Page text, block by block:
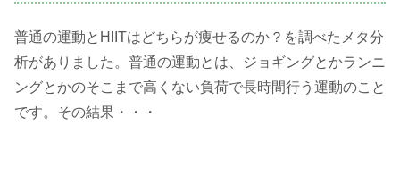
普通の運動とHIITはどちらが痩せるのか？を調べたメタ分
析がありました。普通の運動とは、ジョギングとかランニ
ングとかのそこまで高くない負荷で長時間行う運動のこと
です。その結果・・・